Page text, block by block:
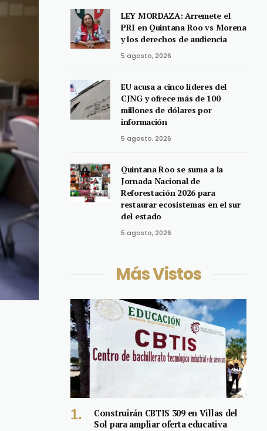
LEY MORDAZA: Arremete el
PRI en Quintana Roo vs Morena
y los derechos de audiencia
5 agosto, 2026
EU acusa a cinco líderes del
CJNG y ofrece más de 100
millones de dólares por
información
5 agosto, 2026
Quintana Roo se suma a la
Jornada Nacional de
Reforestación 2026 para
restaurar ecosistemas en el sur
del estado
5 agosto, 2026
Más Vistos
Construirán CBTIS 309 en Villas del
Sol para ampliar oferta educativa